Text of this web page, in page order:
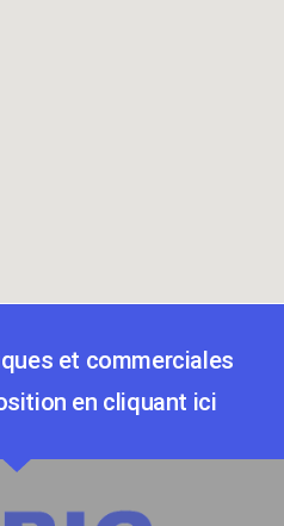
et commerciales
en cliquant ici